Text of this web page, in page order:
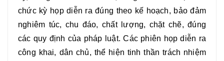
chức kỳ họp diễn ra đúng theo kế hoạch, bảo đảm
nghiêm túc, chu đáo, chất lượng, chặt chẽ, đúng
các quy định của pháp luật. Các phiên họp diễn ra
công khai, dân chủ, thể hiện tinh thần trách nhiệm